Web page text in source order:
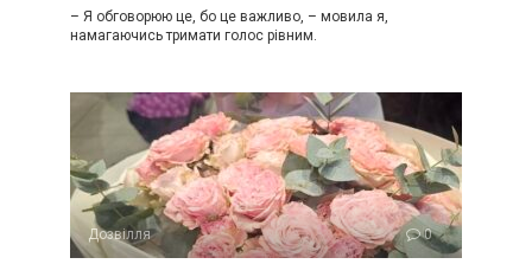
– Я обговорюю це, бо це важливо, – мовила я,
намагаючись тримати голос рівним.
Дозвілля 0